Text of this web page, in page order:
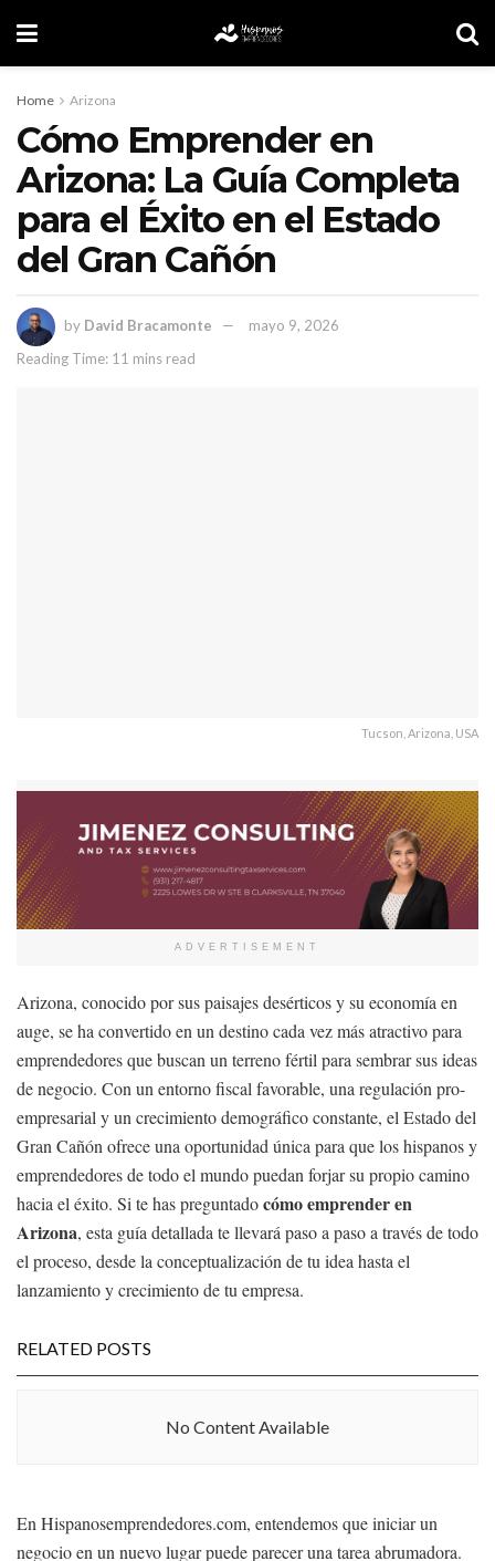
Home Arizona
Cómo Emprender en
Arizona: La Guía Completa
para el Éxito en el Estado
del Gran Cañón
by David Bracamonte
mayo 9, 2026
Reading Time: 11 mins read
Tucson, Arizona, USA
ADVERTISEMENT
Arizona, conocido por sus paisajes desérticos y su economía en
auge, se ha convertido en un destino cada vez más atractivo para
emprendedores que buscan un terreno fértil para sembrar sus ideas
de negocio. Con un entorno fiscal favorable, una regulación pro-
empresarial y un crecimiento demográfico constante, el Estado del
Gran Cañón ofrece una oportunidad única para que los hispanos y
emprendedores de todo el mundo puedan forjar su propio camino
hacia el éxito. Si te has preguntadocómo emprender en
Arizona, esta guía detallada te llevará paso a paso a través de todo
el proceso, desde la conceptualización de tu idea hasta el
lanzamiento y crecimiento de tu empresa.
RELATED POSTS
No Content Available
En Hispanosemprendedores.com, entendemos que iniciar un
negocio en un nuevo lugar puede parecer una tarea abrumadora.